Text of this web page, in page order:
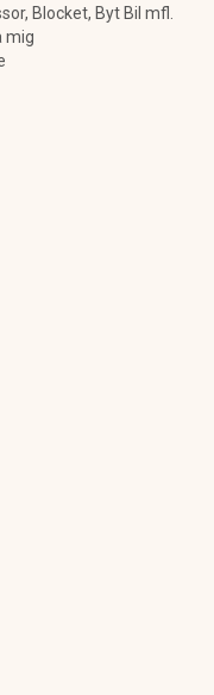
Blocket, Byt Bil mfl.
mig